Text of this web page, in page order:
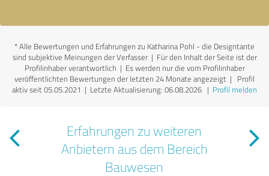
*Alle Bewertungen und Erfahrungen zu Katharina Pohl - die Designtante
sind subjektive Meinungen der Verfasser | Für den Inhalt der Seite ist der
Profilinhaber verantwortlich | Es werden nur die vom Profilinhaber
veröffentlichten Bewertungen der letzten 24 Monate angezeigt | Profil
aktiv seit 05.05.2021 | Letzte Aktualisierung: 06.08.2026 | Profil melden
Erfahrungen zu weiteren
Anbietern aus dem Bereich
Bauwesen